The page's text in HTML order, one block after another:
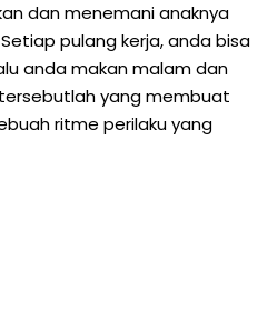
dan menemani anaknya
pulang kerja, anda bisa
anda makan malam dan
yang membuat
ritme perilaku yang